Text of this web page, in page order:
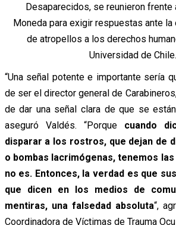
Desaparecidos, se reunieron frente
Moneda para exigir respuestas ante
de atropellos a los derechos
Universidad de Chile.
“Una señal potente e importante sería
de ser el director general de
de dar una señal clara de que se
aseguró Valdés. “Porque cuando
disparar a los rostros, que dejan de
o bombas lacrimógenas, tenemos
no es. Entonces, la verdad es que
que dicen en los medios de
mentiras, una falsedad absoluta“,
Coordinadora de Víctimas de Trauma